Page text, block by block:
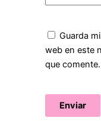
Guarda
web en este
que comente.